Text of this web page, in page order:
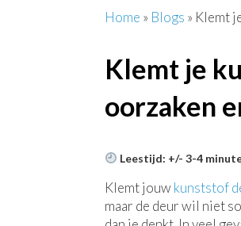
Home » Blogs » Klemt
Klemt je
oorzaken
Leestijd: +/- 3-4
Klemt jouwkunststof
maar de deur wil niet